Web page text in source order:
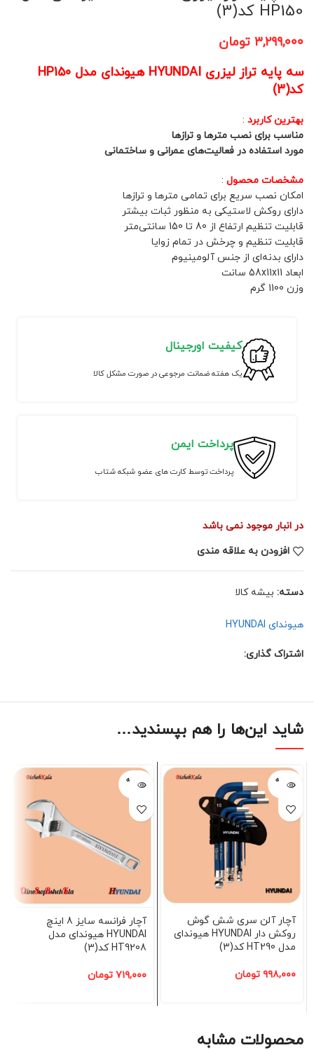
HP150 کد(3)
۳,۲۹۹,۰۰۰ تومان
سه پایه تراز لیزری HYUNDAI هیوندای مدل HP150
کد(3)
بهترین کاربرد :
مناسب برای نصب مترها و ترازها
مورد استفاده در فعالیت‌های عمرانی و ساختمانی
مشخصات محصول :
امکان نصب سریع برای تمامی مترها و ترازها
دارای روکش لاستیکی به منظور ثبات بیشتر
قابلیت تنظیم ارتفاع از 80 تا 150 سانتی‌متر
قابلیت تنظیم و چرخش در تمام زوایا
دارای بدنه‌ای از جنس آلومینیوم
ابعاد 58x11x11 سانت
وزن 1100 گرم
کیفیت اورجینال
یک هفته ضمانت مرجوعی در صورت مشکل کالا
پرداخت ایمن
پرداخت توسط کارت های عضو شبکه شتاب
در انبار موجود نمی باشد
افزودن به علاقه مندی
دسته: بیشه کالا
هیوندای HYUNDAI
اشتراک گذاری:
شاید این‌ها را هم بپسندید…
فروخته
شده
آچار آلن سری شش گوش
روکش دار HYUNDAI هیوندای
مدل HT290 کد(3)
۹۹۸,۰۰۰ تومان
فروخته
شده
آچار فرانسه سایز 8 اینچ
HYUNDAI هیوندای مدل
HT9208 کد(3)
۷۱۹,۰۰۰ تومان
محصولات مشابه